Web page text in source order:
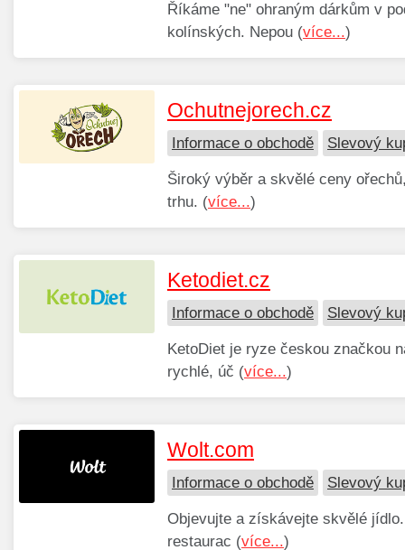
Říkáme "ne" ohraným dárkům v
kolínských. Nepou (více...)
Ochutnejorech.cz
Informace o obchodě Slevový
Široký výběr a skvělé ceny
trhu. (více...)
Ketodiet.cz
Informace o obchodě Slevový
KetoDiet je ryze českou značkou
rychlé, úč (více...)
Wolt.com
Informace o obchodě Slevový
Objevujte a získávejte skvělé
restaurac (více...)